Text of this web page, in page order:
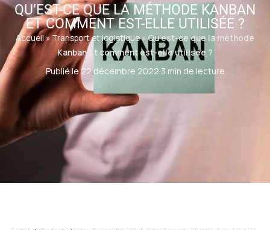
QU’EST-CE QUE LA MÉTHODE KANBAN
ET COMMENT EST-ELLE UTILISÉE ?
Accueil»Transport et logistique» Qu’est-ce que la méthode
Kanban et comment est-elle utilisée ?
Publié le 22 décembre 2022·3 min de lecture